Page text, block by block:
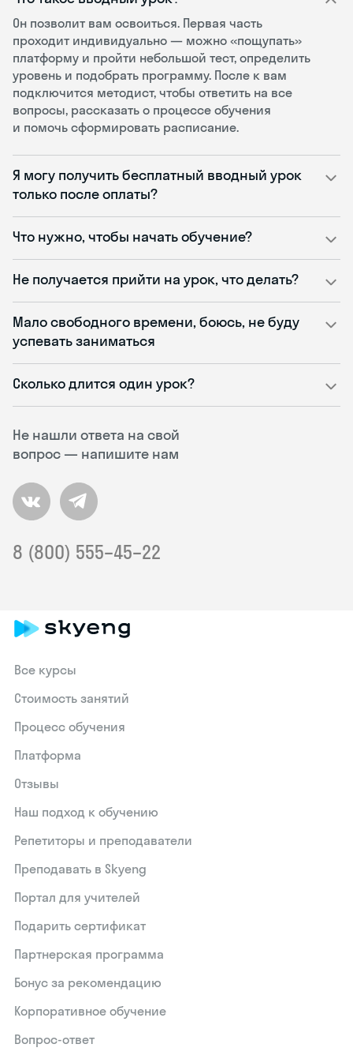
Не нашли ответа на свой
вопрос — напишите нам
8 (800) 555–45–22
Он позволит вам освоиться. Первая часть
проходит индивидуально — можно «пощупать»
платформу и пройти небольшой тест, определить
уровень и подобрать программу. После к вам
подключится методист, чтобы ответить на все
вопросы, рассказать о процессе обучения
и помочь сформировать расписание.
Я могу получить бесплатный вводный урок
только после оплаты?
Что нужно, чтобы начать обучение?
Не получается прийти на урок, что делать?
Мало свободного времени, боюсь, не буду
успевать заниматься
Сколько длится один урок?
Все курсы
Стоимость занятий
Процесс обучения
Платформа
Отзывы
Наш подход к обучению
Репетиторы и преподаватели
Преподавать в Skyeng
Портал для учителей
Подарить сертификат
Партнерская программа
Бонус за рекомендацию
Корпоративное обучение
Вопрос-ответ